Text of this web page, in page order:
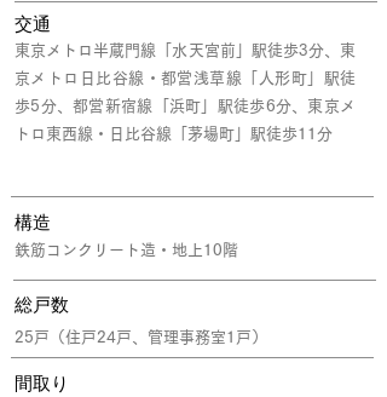
交通
東京メトロ半蔵門線「水天宮前」駅徒歩3分、東
京メトロ日比谷線・都営浅草線「人形町」駅徒
歩5分、都営新宿線「浜町」駅徒歩6分、東京メ
トロ東西線・日比谷線「茅場町」駅徒歩11分
構造
鉄筋コンクリート造・地上10階
​総戸数
25戸（住戸24戸、管理事務室1戸）
間取り